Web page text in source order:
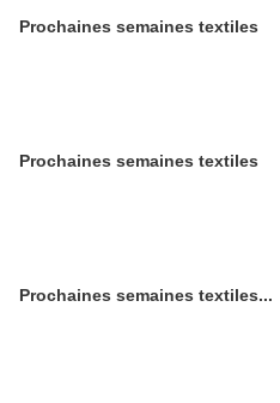
Prochaines semaines textiles
Prochaines semaines textiles
Prochaines semaines textiles...